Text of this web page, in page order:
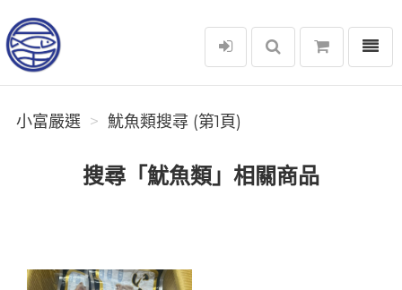
小富嚴選
選單
小富嚴選 魷魚類搜尋 (第1頁)
搜尋「魷魚類」相關商品